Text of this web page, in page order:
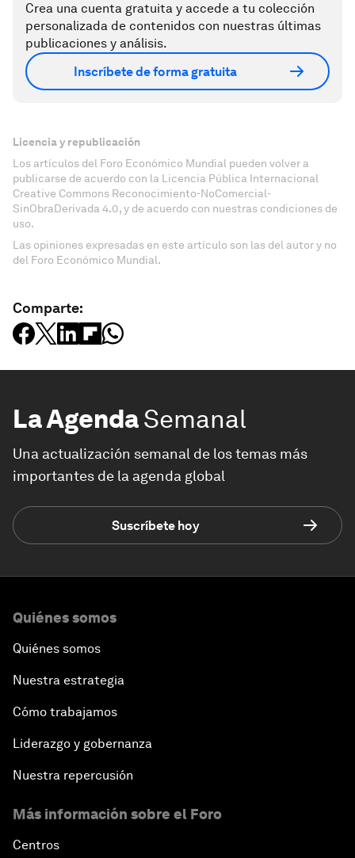
Crea una cuenta gratuita y accede a tu colección
personalizada de contenidos con nuestras últimas
publicaciones y análisis.
Inscríbete de forma gratuita
Licencia y republicación
Los artículos del Foro Económico Mundial pueden volver a
publicarse de acuerdo con la Licencia Pública Internacional
Creative Commons Reconocimiento-NoComercial-
SinObraDerivada 4.0, y de acuerdo con nuestras condiciones de
uso.
Las opiniones expresadas en este artículo son las del autor y no
del Foro Económico Mundial.
Comparte:
La AgendaSemanal
Una actualización semanal de los temas más
importantes de la agenda global
Suscríbete hoy
Quiénes somos
Quiénes somos
Nuestra estrategia
Cómo trabajamos
Liderazgo y gobernanza
Nuestra repercusión
Más información sobre el Foro
Centros